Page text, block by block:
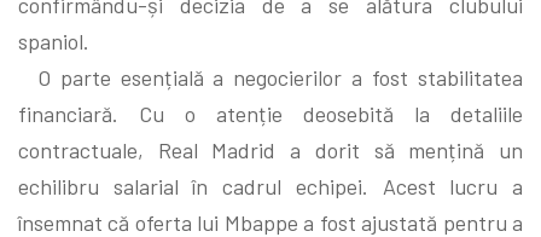
spaniol.
O parte esențială a negocierilor a fost stabilitatea
financiară. Cu o atenție deosebită la detaliile
contractuale, Real Madrid a dorit să mențină un
echilibru salarial în cadrul echipei. Acest lucru a
însemnat că oferta lui Mbappe a fost ajustată pentru a